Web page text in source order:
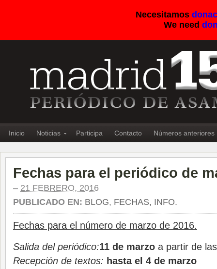
Necesitamos
We need
Inicio Noticias Participa Contacto Números anteriores
Fechas para el periódico de
– 21 FEBRERO, 2016
PUBLICADO EN: BLOG, FECHAS, INFO.
Fechas para el número de marzo de 2016.
Salida del periódico:11 de marzo a partir de
Recepción de textos: hasta el 4 de marzo